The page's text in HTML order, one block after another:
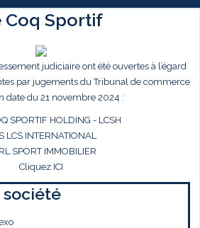
Coq Sportif
judiciaire ont été ouvertes à l’égard
par jugements du Tribunal de commerce
date du 21 novembre 2024 :
SPORTIF HOLDING - LCSH
LCS INTERNATIONAL
SPORT IMMOBILIER
Cliquez ICI
société